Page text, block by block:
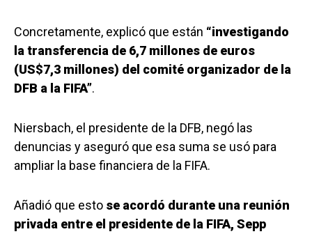
Concretamente, explicó que están “investigando
la transferencia de 6,7 millones de euros
(US$7,3 millones) del comité organizador de la
DFB a la FIFA”.
Niersbach, el presidente de la DFB, negó las
denuncias y aseguró que esa suma se usó para
ampliar la base financiera de la FIFA.
Añadió que esto se acordó durante una reunión
privada entre el presidente de la FIFA, Sepp